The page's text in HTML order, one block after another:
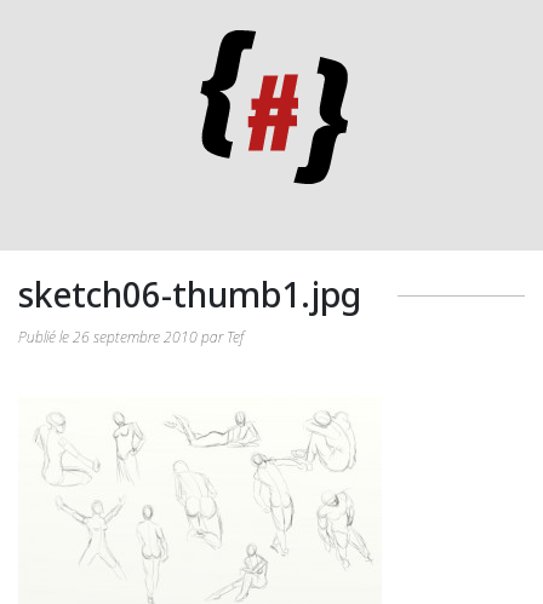
sketch06-thumb1.jpg
Publié le 26 septembre 2010 par Tef